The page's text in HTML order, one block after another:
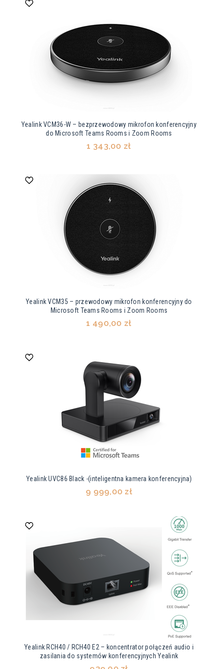
Yealink VCM36-W – bezprzewodowy mikrofon konferencyjny
do Microsoft Teams Rooms i Zoom Rooms
1 343,00 zł
Yealink VCM35 – przewodowy mikrofon konferencyjny do
Microsoft Teams Rooms i Zoom Rooms
1 490,00 zł
Yealink UVC86 Black -(inteligentna kamera konferencyjna)
9 999,00 zł
Yealink RCH40 / RCH40 E2 – koncentrator połączeń audio i
zasilania do systemów konferencyjnych Yealink